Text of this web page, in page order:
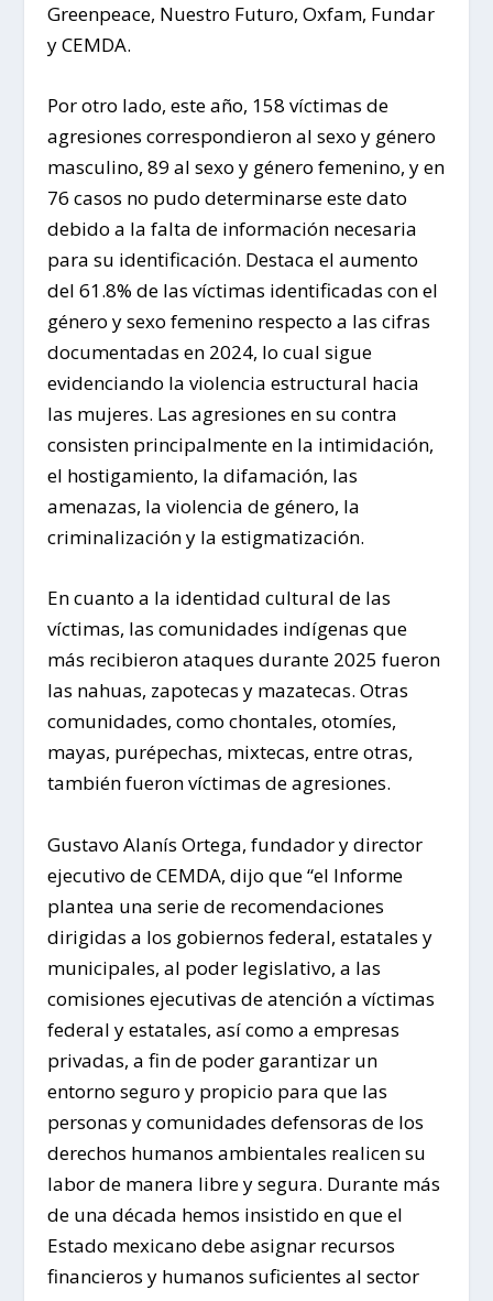
Greenpeace, Nuestro Futuro, Oxfam, Fundar
y CEMDA.
Por otro lado, este año, 158 víctimas de
agresiones correspondieron al sexo y género
masculino, 89 al sexo y género femenino, y en
76 casos no pudo determinarse este dato
debido a la falta de información necesaria
para su identificación. Destaca el aumento
del 61.8% de las víctimas identificadas con el
género y sexo femenino respecto a las cifras
documentadas en 2024, lo cual sigue
evidenciando la violencia estructural hacia
las mujeres. Las agresiones en su contra
consisten principalmente en la intimidación,
el hostigamiento, la difamación, las
amenazas, la violencia de género, la
criminalización y la estigmatización.
En cuanto a la identidad cultural de las
víctimas, las comunidades indígenas que
más recibieron ataques durante 2025 fueron
las nahuas, zapotecas y mazatecas. Otras
comunidades, como chontales, otomíes,
mayas, purépechas, mixtecas, entre otras,
también fueron víctimas de agresiones.
Gustavo Alanís Ortega, fundador y director
ejecutivo de CEMDA, dijo que “el Informe
plantea una serie de recomendaciones
dirigidas a los gobiernos federal, estatales y
municipales, al poder legislativo, a las
comisiones ejecutivas de atención a víctimas
federal y estatales, así como a empresas
privadas, a fin de poder garantizar un
entorno seguro y propicio para que las
personas y comunidades defensoras de los
derechos humanos ambientales realicen su
labor de manera libre y segura. Durante más
de una década hemos insistido en que el
Estado mexicano debe asignar recursos
financieros y humanos suficientes al sector